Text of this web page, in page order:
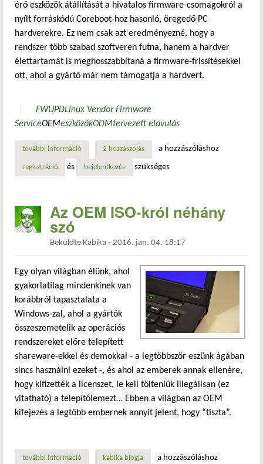
érő eszközök átállítását a hivatalos firmware-csomagokról a
nyílt forráskódú Coreboot-hoz hasonló, öregedő PC
hardverekre. Ez nem csak azt eredményezné, hogy a
rendszer több szabad szoftveren futna, hanem a hardver
élettartamát is meghosszabbítaná a firmware-frissítésekkel
ott, ahol a gyártó már nem támogatja a hardvert.
FWUPDLinux Vendor Firmware
ServiceOEMeszközökODMtervezett elavulás
további információélet az eszközök gyártói támogatása megszünése után
2 hozzászólás a hozzászóláshoz
regisztráció és bejelentkezés szükséges
Az OEM ISO-król néhány
szó
Beküldte Kabika - 2016. jan. 04. 18:17
Egy olyan világban élünk, ahol
gyakorlatilag mindenkinek van
korábbról tapasztalata a
Windows-zal, ahol a gyártók
összeszemetelik az operációs
rendszereket előre telepített
shareware-ekkel és demokkal - a legtöbbször eszünk ágában
sincs használni ezeket -, és ahol az emberek annak ellenére,
hogy kifizették a licenszet, le kell tölteniük illegálisan (ez
vitatható) a telepítőlemezt… Ebben a világban az OEM
kifejezés a legtöbb embernek annyit jelent, hogy “tiszta”.
további információaz oem iso-król néhány szó tartalommal kapcsolatosan
kabika blogja a hozzászóláshoz